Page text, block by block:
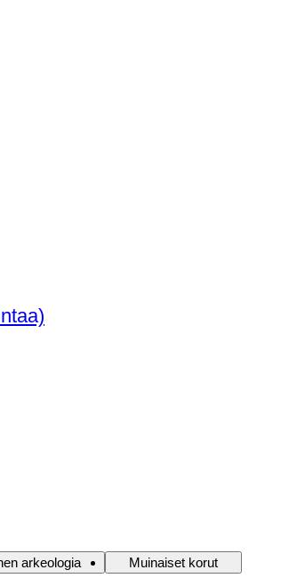
(Ei pohjahintaa)
arkeologia Muinaiset korut